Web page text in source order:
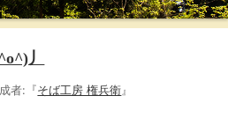
丿
者:『そば工房 権兵衛』